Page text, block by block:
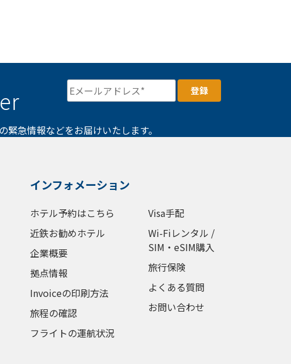
緊急情報などをお届けいたします。
インフォメーション
ホテル予約はこちら
近鉄お勧めホテル
企業概要
拠点情報
Invoiceの印刷方法
旅程の確認
フライトの運航状況
Visa手配
Wi-Fiレンタル /
SIM・eSIM購入
旅行保険
よくある質問
お問い合わせ